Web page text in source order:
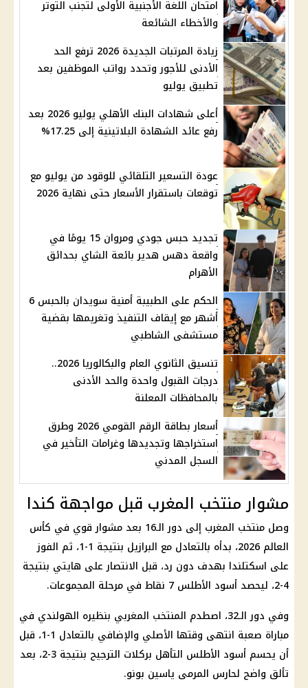
امتحان اللغة الأجنبية الأولى لتجنب التوتر
والأخطاء الشائعة
زيادة المرتبات الجديدة 2026 ترفع الحد
الأدنى للأجور وتحدد رواتب الموظفين بعد
تطبيق يوليو
أعلى شهادات البنك الأهلي يوليو 2026 بعد
رفع عائد الشهادة البلاتينية إلى 17.25%
عودة التسعير التلقائي للوقود من يوليو مع
توقعات باستقرار الأسعار حتى نهاية 2026
تجديد حبس جودي ومروان 15 يومًا في
واقعة دهس هدير بائعة الشاي بحدائق
الأهرام
الحكم على الطبيبة أمنية سويدان بالحبس 6
أشهر مع إيقاف التنفيذ وتغريمها بقضية
مستشفى الشاطبي
تنسيق الثانوي العام والبكالوريا 2026..
درجات القبول واحدة والحد الأدنى
بالمحافظات المعلنة
أسعار بطاقة الرقم القومي 2026 وطرق
استخراجها وتجديدها وغرامات التأخير في
السجل المدني
مشوار منتخب المغرب قبل مواجهة كندا
وصل منتخب المغرب إلى دور الـ16 بعد مشوار قوي في كأس
العالم 2026، بدأه بالتعادل مع البرازيل بنتيجة 1-1، ثم الفوز
على اسكتلندا بهدف دون رد، قبل الانتصار على هايتي بنتيجة
4-2، ليحصد أسود الأطلس 7 نقاط في مرحلة المجموعات.
وفي دور الـ32، اصطدم المنتخب المغربي بنظيره الهولندي في
مباراة صعبة انتهى وقتها الأصلي والإضافي بالتعادل 1-1، قبل
أن يحسم أسود الأطلس التأهل بركلات الترجيح بنتيجة 3-2، بعد
تألق واضح لحارس المرمى ياسين بونو.